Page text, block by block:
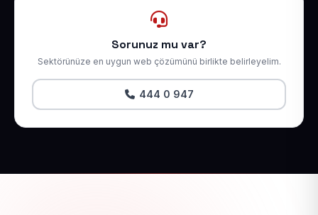
Sorunuz mu var?
Sektörünüze en uygun web çözümünü birlikte belirleyelim.
444 0 947